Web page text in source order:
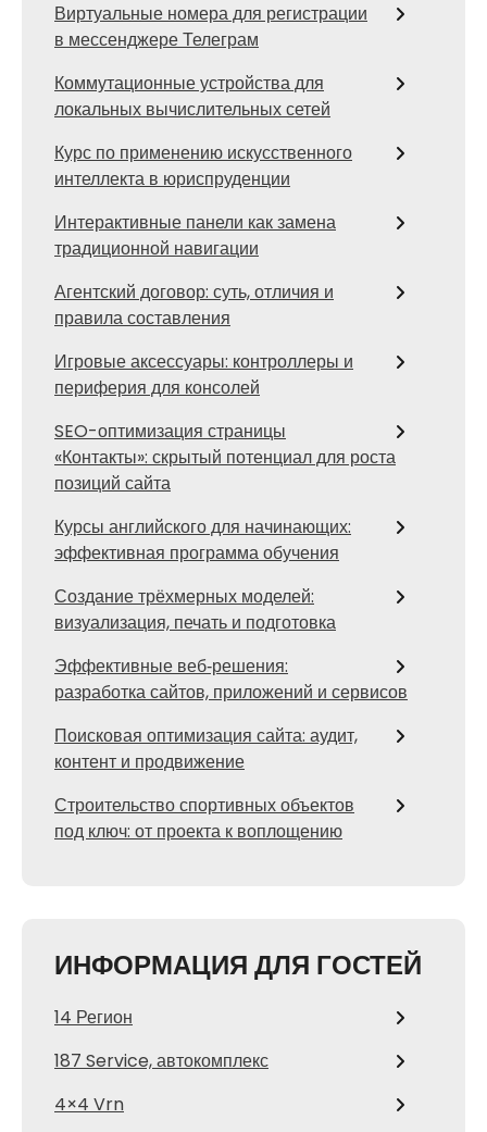
Виртуальные номера для регистрации
в мессенджере Телеграм
Коммутационные устройства для
локальных вычислительных сетей
Курс по применению искусственного
интеллекта в юриспруденции
Интерактивные панели как замена
традиционной навигации
Агентский договор: суть, отличия и
правила составления
Игровые аксессуары: контроллеры и
периферия для консолей
SEO-оптимизация страницы
«Контакты»: скрытый потенциал для роста
позиций сайта
Курсы английского для начинающих:
эффективная программа обучения
Создание трёхмерных моделей:
визуализация, печать и подготовка
Эффективные веб‑решения:
разработка сайтов, приложений и сервисов
Поисковая оптимизация сайта: аудит,
контент и продвижение
Строительство спортивных объектов
под ключ: от проекта к воплощению
ИНФОРМАЦИЯ ДЛЯ ГОСТЕЙ
14 Регион
187 Service, автокомплекс
4×4 Vrn